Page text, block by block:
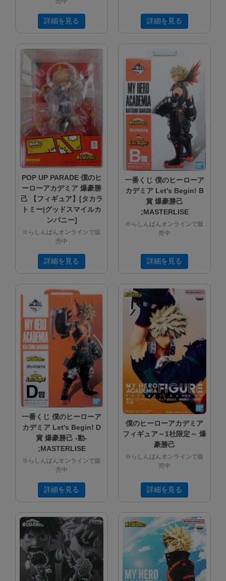
詳細を見る 詳細を見る
POP UP PARADE 僕のヒ
ーローアカデミア 爆豪勝
己 【フィギュア】[タカラ
トミー|グッドスマイルカ
ンパニー]
※らしんばんオンラインで販
売中
詳細を見る
一番くじ 僕のヒーローア
カデミア Let's Begin! B
賞 爆豪勝己
;MASTERLISE
※らしんばんオンラインで販
売中
詳細を見る
一番くじ 僕のヒーローア
カデミア Let's Begin! D
賞 爆豪勝己 -動-
;MASTERLISE
※らしんばんオンラインで販
売中
詳細を見る
僕のヒーローアカデミア
フィギュア～1社限定～ 爆
豪勝己
※らしんばんオンラインで販
売中
詳細を見る